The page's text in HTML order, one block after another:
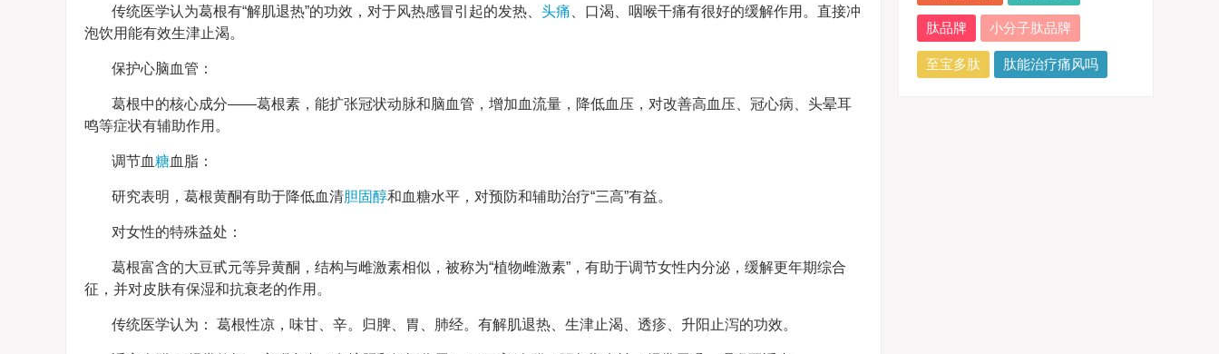
传统医学认为葛根有“解肌退热”的功效，对于风热感冒引起的发热、 头痛 、口渴、咽喉干痛有很好的缓解作用。直接冲
泡饮用能有效生津止渴。
保护心脑血管：
葛根中的核心成分——葛根素，能扩张冠状动脉和脑血管，增加血流量，降低血压，对改善高血压、冠心病、头晕耳
鸣等症状有辅助作用。
调节血糖血脂：
研究表明，葛根黄酮有助于降低血清胆固醇和血糖水平，对预防和辅助治疗“三高”有益。
对女性的特殊益处：
葛根富含的大豆甙元等异黄酮，结构与雌激素相似，被称为“植物雌激素”，有助于调节女性内分泌，缓解更年期综合
征，并对皮肤有保湿和抗衰老的作用。
传统医学认为： 葛根性凉，味甘、辛。归脾、胃、肺经。有解肌退热、生津止渴、透疹、升阳止泻的功效。
肽品牌 小分子肽品牌
至宝多肽 肽能治疗痛风吗